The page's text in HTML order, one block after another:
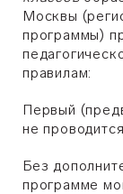
Москвы
программы)
правилам:
Первый
не
Без
программе